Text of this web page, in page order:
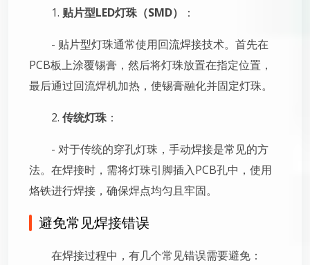
1. 贴片型LED灯珠（SMD） ：
- 贴片型灯珠通常使用回流焊接技术。首先在
PCB板上涂覆锡膏，然后将灯珠放置在指定位置，
最后通过回流焊机加热，使锡膏融化并固定灯珠。
2. 传统灯珠：
- 对于传统的穿孔灯珠，手动焊接是常见的方
法。在焊接时，需将灯珠引脚插入PCB孔中，使用
烙铁进行焊接，确保焊点均匀且牢固。
避免常见焊接错误
在焊接过程中，有几个常见错误需要避免：